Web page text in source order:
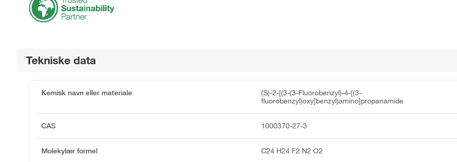
Tekniske data
Kemisk navn eller materiale
(S)-2-[(3-(3-Fluorobenzyl)-4-[(3-
fluorobenzyl)oxy]benzyl)amino]propanamide
CAS 1000370-27-3
Molekylær formel C24 H24 F2 N2 O2